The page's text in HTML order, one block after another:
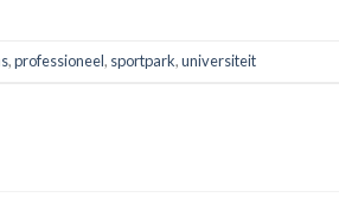
,professioneel, sportpark,universiteit